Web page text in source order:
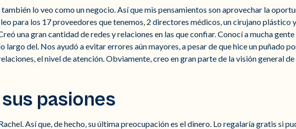
también lo veo como un negocio. Así que mis pensamientos son aprovechar la
para los 17 proveedores que tenemos, 2 directores médicos, un cirujano plástico
una gran cantidad de redes y relaciones en las que confiar. Conocí a mucha
largo del. Nos ayudó a evitar errores aún mayores, a pesar de que hice un puñado
el nivel de atención. Obviamente, creo en gran parte de la visión general
pasiones
Así que, de hecho, su última preocupación es el dinero. Lo regalaría gratis si